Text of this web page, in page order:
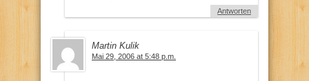
Antworten
Martin Kulik
Mai 29, 2006 at 5:48 p.m.